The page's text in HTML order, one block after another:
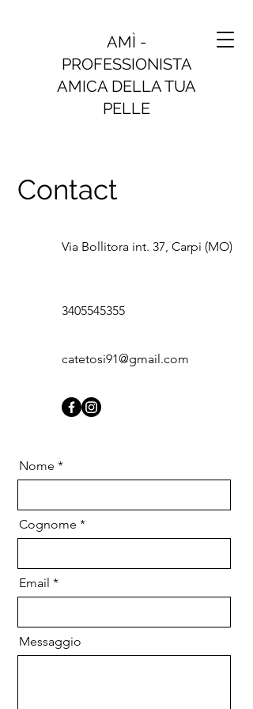
AMÌ -
PROFESSIONISTA
AMICA DELLA TUA
PELLE
Contact
Via Bollitora int. 37, Carpi (MO)
3405545355
catetosi91@gmail.com
Nome
Cognome
Email
Messaggio